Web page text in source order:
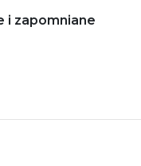
i zapomniane